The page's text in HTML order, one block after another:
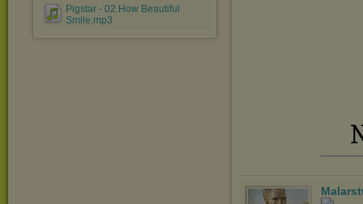
Pigstar - 02.How Beautiful
Smile.mp3